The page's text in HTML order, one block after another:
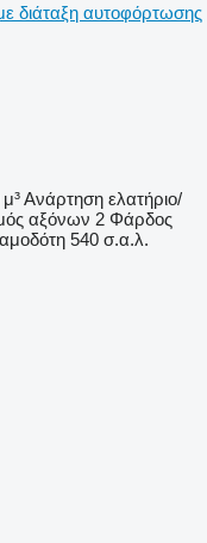
διάταξη αυτοφόρτωσης
Ανάρτηση ελατήριο/
αξόνων 2 Φάρδος
540 σ.α.λ.